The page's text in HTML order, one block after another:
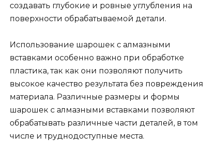
создавать глубокие и ровные углубления на
поверхности обрабатываемой детали.
Использование шарошек с алмазными
вставками особенно важно при обработке
пластика, так как они позволяют получить
высокое качество результата без повреждения
материала. Различные размеры и формы
шарошек с алмазными вставками позволяют
обрабатывать различные части деталей, в том
числе и труднодоступные места.